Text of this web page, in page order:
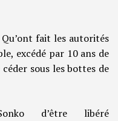
fait les autorités
excédé par 10 ans de
sous les bottes de
d’être libéré